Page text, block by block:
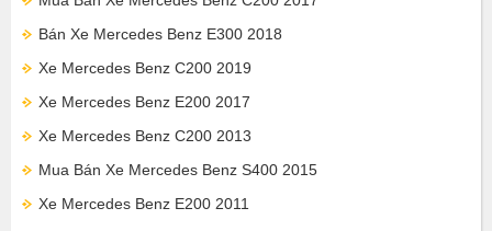
Bán Xe Mercedes Benz E300 2018
Xe Mercedes Benz C200 2019
Xe Mercedes Benz E200 2017
Xe Mercedes Benz C200 2013
Mua Bán Xe Mercedes Benz S400 2015
Xe Mercedes Benz E200 2011